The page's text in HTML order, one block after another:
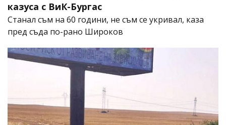
казуса с ВиК-Бургас
Станал съм на 60 години, не съм се укривал, каза
пред съда по-рано Широков